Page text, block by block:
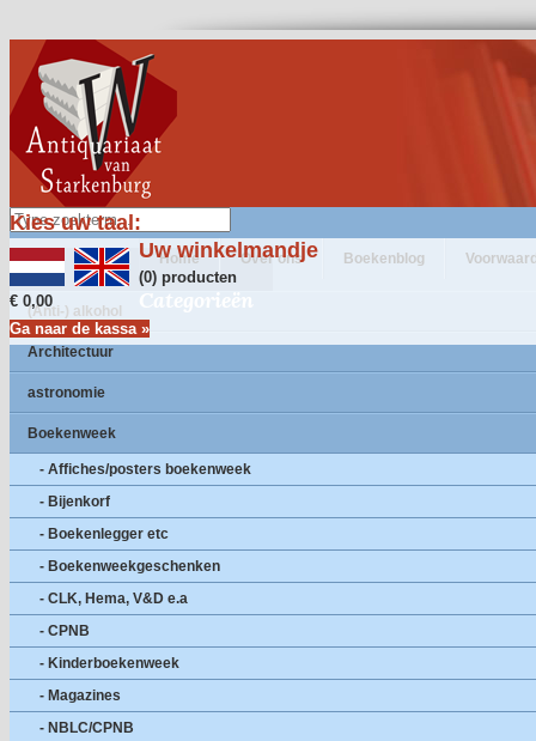
Kies uw taal:
Uw winkelmandje
(0) producten
€ 0,00
Ga naar de kassa »
Home Over ons Boekenblog
Categorieën
(Anti-) alkohol
Architectuur
astronomie
Boekenweek
- Affiches/posters boekenweek
- Bijenkorf
- Boekenlegger etc
- Boekenweekgeschenken
- CLK, Hema, V&D e.a
- CPNB
- Kinderboekenweek
- Magazines
- NBLC/CPNB